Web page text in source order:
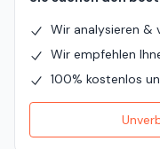
Wir analysieren &
Wir empfehlen
100% kostenlos